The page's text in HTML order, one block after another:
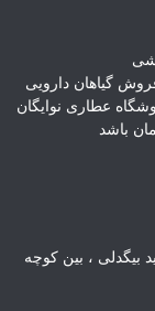
گیاهان دارویی
عطاری نوایگان
باشد
بیگدلی ، بین کوچه